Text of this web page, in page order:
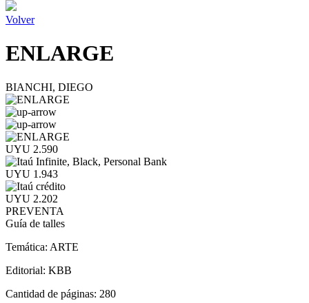
Volver
ENLARGE
BIANCHI, DIEGO
UYU 2.590
UYU 1.943
UYU 2.202
PREVENTA
Guía de talles
Temática: ARTE
Editorial: KBB
Cantidad de páginas: 280